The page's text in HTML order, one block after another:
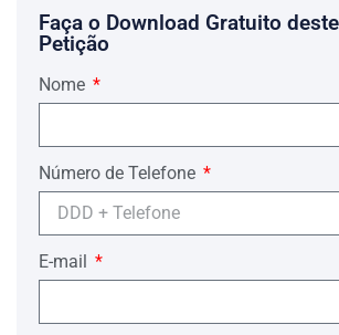
Assim, demonstrado que a
Requerente, prejuízo algum trará
aplicação da Justiça, REQUER:
Nestes Termos,
Pede Deferimento
………………
Advogado OAB/….
Faça o Download Gratuito
Petição
Nome
Número de Telefone
E-mail